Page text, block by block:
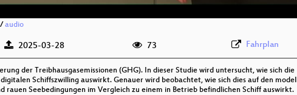
audio
2025-03-28 73 Fahrplan
der Treibhausgasemissionen (GHG). In dieser Studie wird untersucht, wie sich die
Schiffszwilling auswirkt. Genauer wird beobachtet, wie sich dies auf den
Seebedingungen im Vergleich zu einem in Betrieb befindlichen Schiff auswirkt.